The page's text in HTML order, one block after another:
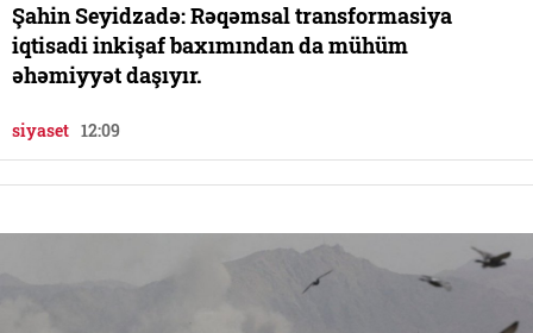
Şahin Seyidzadə: Rəqəmsal transformasiya
iqtisadi inkişaf baxımından da mühüm
əhəmiyyət daşıyır.
siyaset 12:09